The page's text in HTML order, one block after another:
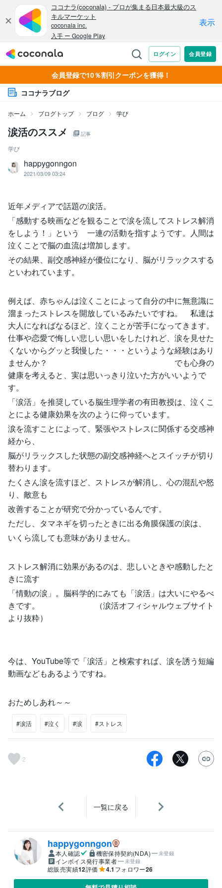
会員登録で10％割引クーポンを獲得！
ココナラブログ
ホーム ブログトップ ブログ 学び
涙活のススメ 記事
学び
happygonngon
2021/03/09 03:24
近年メディアで話題の涙活。
「感動する映画などを観ることで涙を流してストレス解消
をしよう！」という 一連の活動を指すようです。人間は
泣くことで脳の血流は増加します。
その結果、副交感神経が優位になり、脳がリラックスする
といわれています。
例えば、赤ちゃんは泣くことによって自分の中に無意識に
溜まったストレスを開放しているみたいですね。 私達は
大人になればなるほど、泣くことが苦手になってきます。
仕事や恋愛で悔しい悲しい思いをしたけれど、涙を見せた
くないからグッと我慢した・・・というような経験はあり
ませんか？ でも心身の
健康を考えると、実は思いっきり泣いた方がいいようで
す。
「涙活」を推奨している脳生理学者の有田教授は、泣くこ
とによる健康効果を次のように仰っています。
涙を流すことによって、緊張やストレスに関係する交感神
経から、
脳がリラックスした状態の副交感神経へとスイッチが切り
替わります。
たくさん涙を流すほど、ストレスが解消し、心の混乱や怒
り、敵意も
改善することが研究で分かっているんです。
ただし、タマネギを切ったときに出る角膜保護の涙は、
いくら流しても意味がありません。
ストレス解消に効果があるのは、悲しいときや感動したと
きに流す
「情動の涙」。脳科学的にみても「涙活」は大いにやるべ
きです。 （涙活オフィシャルウェブサイト
より抜粋）
今は、YouTube等で「涙活」と検索すれば、涙を誘う短編
動画などもあるようですね。
おためしあれ～～
#涙活 #泣く #涙 #ストレス
2
一覧に戻る
happygonngon
本人確認 機密保持契約(NDA) 未登録
インボイス発行事業者 未登録
総販売実績12評価 4.1 フォロワー26